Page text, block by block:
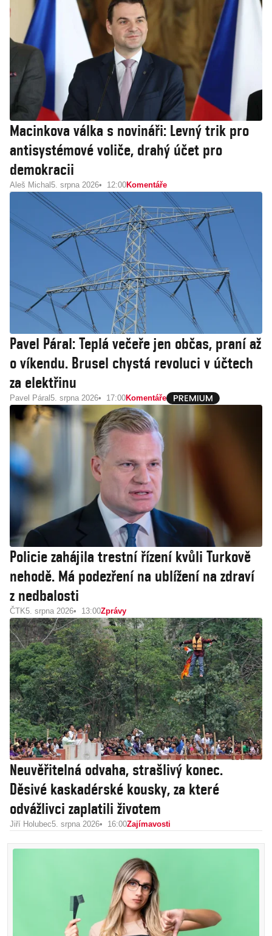
Macinkova válka s novináři: Levný trik pro
antisystémové voliče, drahý účet pro
demokracii
Aleš Michal 5. srpna 2026 12:00Komentáře
Pavel Páral: Teplá večeře jen občas, praní až
o víkendu. Brusel chystá revoluci v účtech
za elektřinu
Pavel Páral 5. srpna 2026 17:00Komentáře
Policie zahájila trestní řízení kvůli Turkově
nehodě. Má podezření na ublížení na zdraví
z nedbalosti
ČTK5. srpna 2026 13:00Zprávy
Neuvěřitelná odvaha, strašlivý konec.
Děsivé kaskadérské kousky, za které
odvážlivci zaplatili životem
Jiří Holubec5. srpna 2026 16:00Zajímavosti